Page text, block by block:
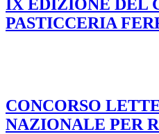
IX EDIZIONE DEL
PASTICCERIA
CONCORSO
NAZIONALE PER